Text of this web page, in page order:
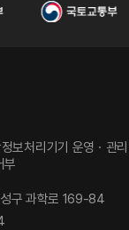
보처리기기 운영ㆍ관
부
구 과학로 169-84